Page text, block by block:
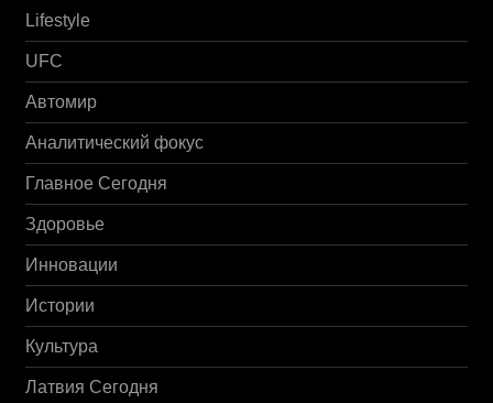
Lifestyle
UFC
Автомир
Аналитический фокус
Главное Сегодня
Здоровье
Инновации
Истории
Культура
Латвия Сегодня